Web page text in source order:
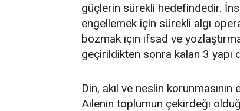
güçlerin sürekli hedefindedir.
engellemek için sürekli algı
bozmak için ifsad ve
geçirildikten sonra kalan 3 yapı
Din, akıl ve neslin
Ailenin toplumun çekirdeği